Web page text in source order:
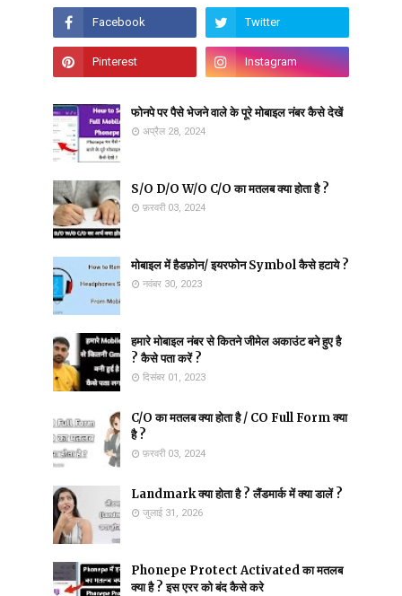
फोनपे पर पैसे भेजने वाले के पूरे मोबाइल नंबर कैसे देखें
अप्रैल 28, 2024
S/O D/O W/O C/O का मतलब क्या होता है ?
फ़रवरी 03, 2024
मोबाइल में हैडफ़ोन/ इयरफोन Symbol कैसे हटाये ?
नवंबर 30, 2023
हमारे मोबाइल नंबर से कितने जीमेल अकाउंट बने हुए है
? कैसे पता करें ?
दिसंबर 01, 2023
C/O का मतलब क्या होता है / CO Full Form क्या
है ?
फ़रवरी 03, 2024
Landmark क्या होता है ? लैंडमार्क में क्या डालें ?
जुलाई 31, 2026
Phonepe Protect Activated का मतलब
क्या है ? इस एरर को बंद कैसे करे